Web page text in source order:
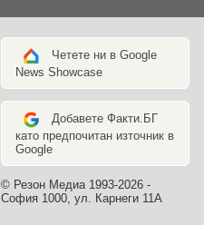
Четете ни в Google
News Showcase
Добавете Факти.БГ
като предпочитан източник в
Google
© Резон Медиа 1993-2026 -
София 1000, ул. Карнеги 11А